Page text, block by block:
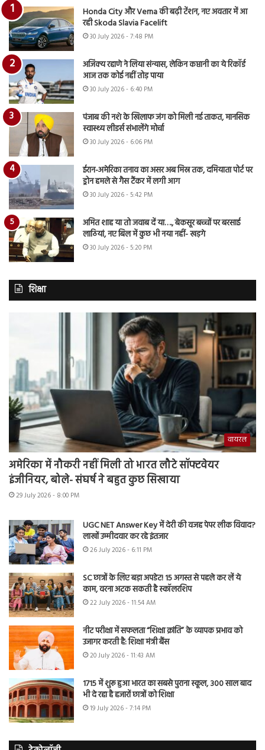
Honda City और Verna की बढ़ी टेंशन, नए अवतार में आ
रही Skoda Slavia Facelift
30 July 2026 - 7:48 PM
अजिंक्य रहाणे ने लिया संन्यास, लेकिन कप्तानी का ये रिकॉर्ड
आज तक कोई नहीं तोड़ पाया
30 July 2026 - 6:40 PM
पंजाब की नशे के खिलाफ जंग को मिली नई ताकत, मानसिक
स्वास्थ्य लीडर्स संभालेंगे मोर्चा
30 July 2026 - 6:06 PM
ईरान-अमेरिका तनाव का असर अब मिस्र तक, दमियाता पोर्ट पर
ड्रोन हमले से गैस टैंकर में लगी आग
30 July 2026 - 5:42 PM
अमित शाह या तो जवाब दें या…., बेकसूर बच्चों पर बरसाई
लाठियां, नए बिल में कुछ भी नया नहीं- खड़गे
30 July 2026 - 5:20 PM
शिक्षा
वायरल
अमेरिका में नौकरी नहीं मिली तो भारत लौटे सॉफ्टवेयर
इंजीनियर, बोले- संघर्ष ने बहुत कुछ सिखाया
29 July 2026 - 8:00 PM
UGC NET Answer Key में देरी की वजह पेपर लीक विवाद?
लाखों उम्मीदवार कर रहे इंतजार
26 July 2026 - 6:11 PM
SC छात्रों के लिए बड़ा अपडेट! 15 अगस्त से पहले कर लें ये
काम, वरना अटक सकती है स्कॉलरशिप
22 July 2026 - 11:54 AM
नीट परीक्षा में सफलता “शिक्षा क्रांति” के व्यापक प्रभाव को
उजागर करती है: शिक्षा मंत्री बैंस
20 July 2026 - 11:43 AM
1715 में शुरू हुआ भारत का सबसे पुराना स्कूल, 300 साल बाद
भी दे रहा है हजारों छात्रों को शिक्षा
19 July 2026 - 7:14 PM